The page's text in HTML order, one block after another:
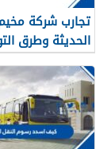
تجارب شركة
الحديثة وطرق
معهم 1448